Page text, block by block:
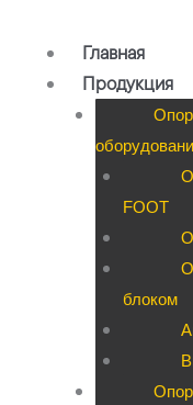
Главная
Продукция
FOOT
блоком